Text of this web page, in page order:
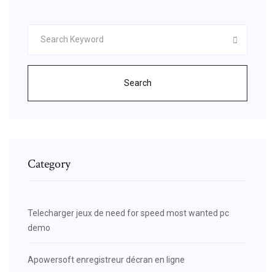
Search
Category
Telecharger jeux de need for speed most wanted pc
demo
Apowersoft enregistreur décran en ligne